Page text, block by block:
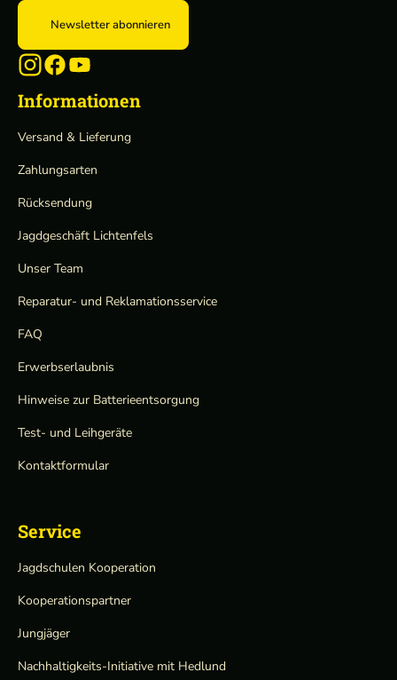
Newsletter abonnieren
Informationen
Versand & Lieferung
Zahlungsarten
Rücksendung
Jagdgeschäft Lichtenfels
Unser Team
Reparatur- und Reklamationsservice
FAQ
Erwerbserlaubnis
Hinweise zur Batterieentsorgung
Test- und Leihgeräte
Kontaktformular
Service
Jagdschulen Kooperation
Kooperationspartner
Jungjäger
Nachhaltigkeits-Initiative mit Hedlund